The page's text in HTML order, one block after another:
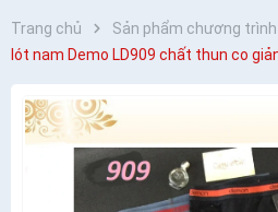
Trang chủ Sản phẩm chương
lót nam Demo LD909 chất thun co